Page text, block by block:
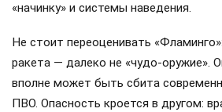
«начинку» и системы наведения.
Не стоит переоценивать
ракета — далеко не «чудо-оружие».
вполне может быть сбита
ПВО. Опасность кроется в другом: